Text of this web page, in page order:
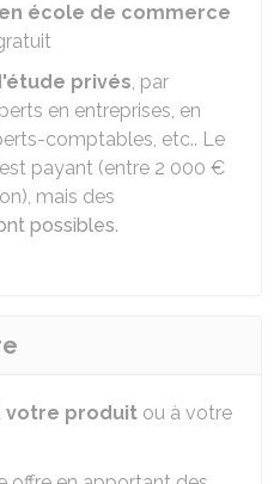
école de commerce
privés, par
en entreprises, en
comptables, etc.. Le
payant (entre 2 000 €
mais des
possibles.
votre produit ou à votre